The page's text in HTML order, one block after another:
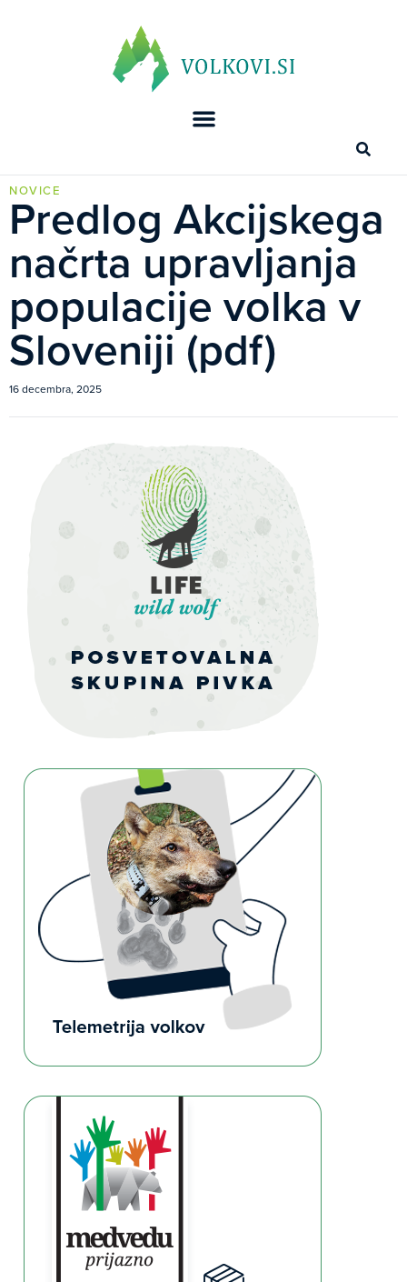
NOVICE
Predlog Akcijskega
načrta upravljanja
populacije volka v
Sloveniji (pdf)
16 decembra, 2025